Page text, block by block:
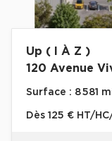
Up ( I À Z )
120 Avenue
Surface : 8 581
Dès 125 € HT/